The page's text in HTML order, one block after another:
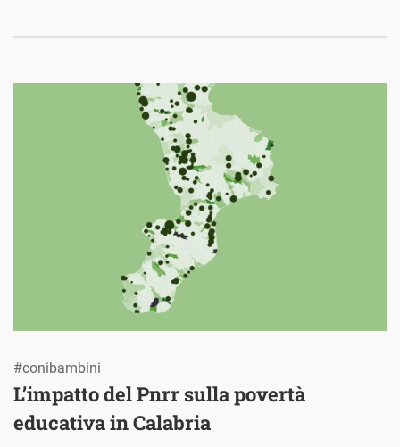
L’impatto del Pnrr sulla povertà
educativa in Calabria
#conibambini